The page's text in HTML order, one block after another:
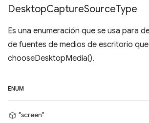
DesktopCaptureSourceType
Es una enumeración que se usa para
de fuentes de medios de escritorio que
chooseDesktopMedia().
ENUM
"screen"